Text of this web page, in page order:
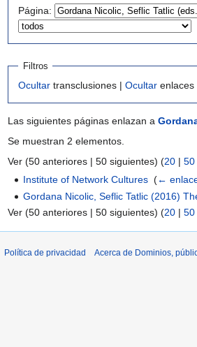
navegación
búsqueda
Página:
Filtros
Ocultar transclusiones | Ocultar
Las siguientes páginas enlazan a
Se muestran 2 elementos.
Ver (50 anteriores | 50 siguientes) (20 | 50
Institute of Network Cultures ‎(←
Gordana Nicolic, Seflic Tatlic (2016)
Ver (50 anteriores | 50 siguientes) (20 | 50
Política de privacidad Acerca de Dominios,